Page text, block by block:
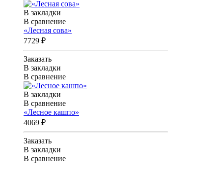
В закладки
В сравнение
«Лесная сова»
7729 ₽
Заказать
В закладки
В сравнение
В закладки
В сравнение
«Лесное кашпо»
4069 ₽
Заказать
В закладки
В сравнение